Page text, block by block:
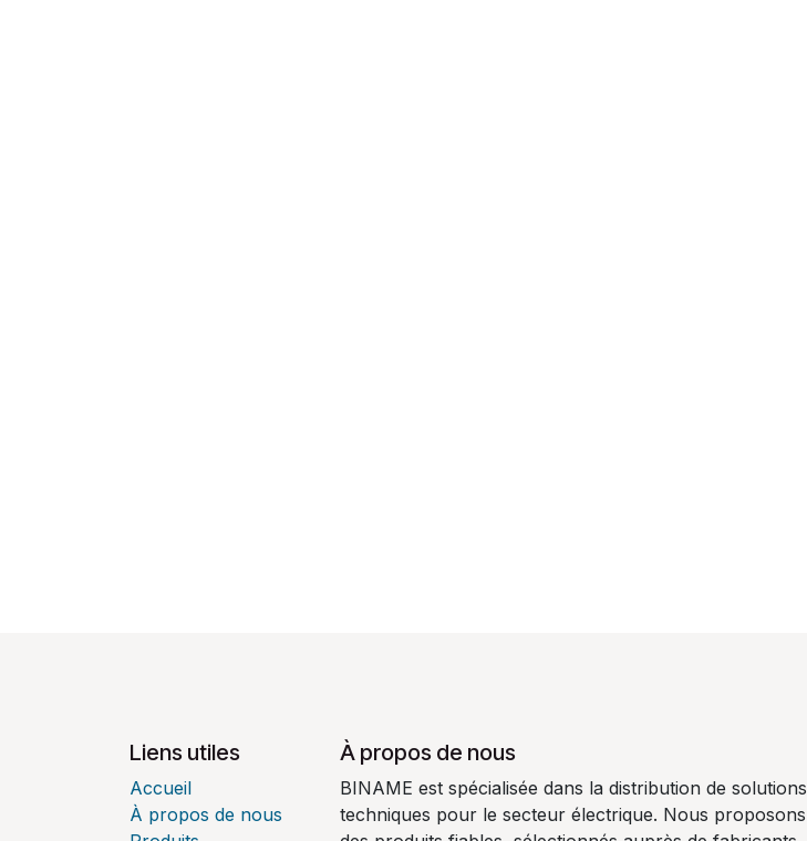
Liens utiles
Accueil
À propos de nous
À propos de nous
BINAME est spécialisée dans la distribution de solutions
techniques pour le secteur électrique. Nous proposons